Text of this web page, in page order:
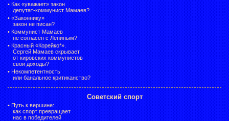
• Как «уважает» закон
депутат-коммунист Мамаев?
• «Законнику»
закон не писан?
• Коммунист Мамаев
не согласен с Лениным?
• Красный «Корейко*».
Сергей Мамаев скрывает
от кировских коммунистов
свои доходы?
• Некомпетентность
или банальное критиканство?
Советский спорт
• Путь к вершине:
как спорт превращает
нас в победителей